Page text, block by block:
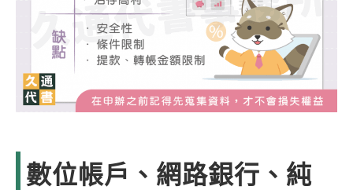
數位帳戶、網路銀行、純